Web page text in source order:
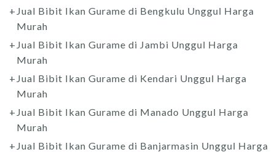
Jual Bibit Ikan Gurame di Bengkulu Unggul Harga
Murah
Jual Bibit Ikan Gurame di Jambi Unggul Harga
Murah
Jual Bibit Ikan Gurame di Kendari Unggul Harga
Murah
Jual Bibit Ikan Gurame di Manado Unggul Harga
Murah
Jual Bibit Ikan Gurame di Banjarmasin Unggul Harga